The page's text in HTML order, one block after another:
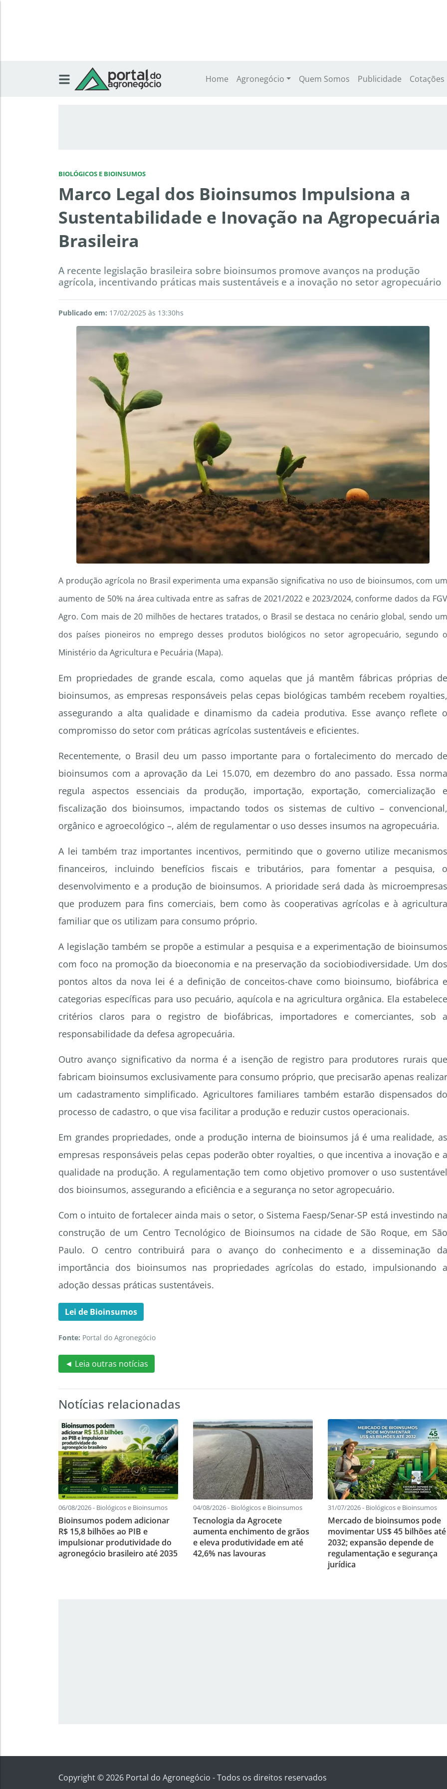
Home Agronegócio Quem Somos Publicidade Cotações
BIOLÓGICOS E BIOINSUMOS
Marco Legal dos Bioinsumos Impulsiona a
Sustentabilidade e Inovação na Agropecuária
Brasileira
A recente legislação brasileira sobre bioinsumos promove avanços na produção
agrícola, incentivando práticas mais sustentáveis e a inovação no setor agropecuário
Publicado em: 17/02/2025 às 13:30hs
A produção agrícola no Brasil experimenta uma expansão significativa no uso de bioinsumos, com um
aumento de 50% na área cultivada entre as safras de 2021/2022 e 2023/2024, conforme dados da FGV
Agro. Com mais de 20 milhões de hectares tratados, o Brasil se destaca no cenário global, sendo um
dos países pioneiros no emprego desses produtos biológicos no setor agropecuário, segundo o
Ministério da Agricultura e Pecuária (Mapa).
Em propriedades de grande escala, como aquelas que já mantêm fábricas próprias de
bioinsumos, as empresas responsáveis pelas cepas biológicas também recebem royalties,
assegurando a alta qualidade e dinamismo da cadeia produtiva. Esse avanço reflete o
compromisso do setor com práticas agrícolas sustentáveis e eficientes.
Recentemente, o Brasil deu um passo importante para o fortalecimento do mercado de
bioinsumos com a aprovação da Lei 15.070, em dezembro do ano passado. Essa norma
regula aspectos essenciais da produção, importação, exportação, comercialização e
fiscalização dos bioinsumos, impactando todos os sistemas de cultivo – convencional,
orgânico e agroecológico –, além de regulamentar o uso desses insumos na agropecuária.
A lei também traz importantes incentivos, permitindo que o governo utilize mecanismos
financeiros, incluindo benefícios fiscais e tributários, para fomentar a pesquisa, o
desenvolvimento e a produção de bioinsumos. A prioridade será dada às microempresas
que produzem para fins comerciais, bem como às cooperativas agrícolas e à agricultura
familiar que os utilizam para consumo próprio.
A legislação também se propõe a estimular a pesquisa e a experimentação de bioinsumos
com foco na promoção da bioeconomia e na preservação da sociobiodiversidade. Um dos
pontos altos da nova lei é a definição de conceitos-chave como bioinsumo, biofábrica e
categorias específicas para uso pecuário, aquícola e na agricultura orgânica. Ela estabelece
critérios claros para o registro de biofábricas, importadores e comerciantes, sob a
responsabilidade da defesa agropecuária.
Outro avanço significativo da norma é a isenção de registro para produtores rurais que
fabricam bioinsumos exclusivamente para consumo próprio, que precisarão apenas realizar
um cadastramento simplificado. Agricultores familiares também estarão dispensados do
processo de cadastro, o que visa facilitar a produção e reduzir custos operacionais.
Em grandes propriedades, onde a produção interna de bioinsumos já é uma realidade, as
empresas responsáveis pelas cepas poderão obter royalties, o que incentiva a inovação e a
qualidade na produção. A regulamentação tem como objetivo promover o uso sustentável
dos bioinsumos, assegurando a eficiência e a segurança no setor agropecuário.
Com o intuito de fortalecer ainda mais o setor, o Sistema Faesp/Senar-SP está investindo na
construção de um Centro Tecnológico de Bioinsumos na cidade de São Roque, em São
Paulo. O centro contribuirá para o avanço do conhecimento e a disseminação da
importância dos bioinsumos nas propriedades agrícolas do estado, impulsionando a
adoção dessas práticas sustentáveis.
Lei de Bioinsumos
Fonte: Portal do Agronegócio
◄ Leia outras notícias
Notícias relacionadas
06/08/2026 - Biológicos e Bioinsumos
Bioinsumos podem adicionar
R$ 15,8 bilhões ao PIB e
impulsionar produtividade do
agronegócio brasileiro até 2035
04/08/2026 - Biológicos e Bioinsumos
Tecnologia da Agrocete
aumenta enchimento de grãos
e eleva produtividade em até
42,6% nas lavouras
31/07/2026 - Biológicos e Bioinsumos
Mercado de bioinsumos pode
movimentar US$ 45 bilhões até
2032; expansão depende de
regulamentação e segurança
jurídica
Copyright © 2026 Portal do Agronegócio - Todos os direitos reservados